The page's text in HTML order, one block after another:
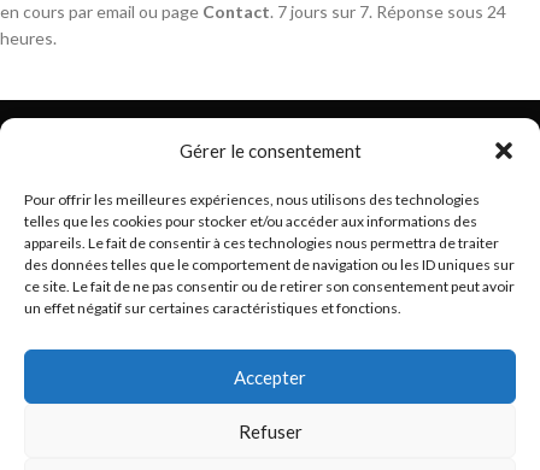
Gérer le consentement
Pour offrir les meilleures expériences, nous utilisons des technologies
telles que les cookies pour stocker et/ou accéder aux informations des
appareils. Le fait de consentir à ces technologies nous permettra de traiter
des données telles que le comportement de navigation ou les ID uniques sur
ce site. Le fait de ne pas consentir ou de retirer son consentement peut avoir
un effet négatif sur certaines caractéristiques et fonctions.
Accepter
Refuser
en cours par email ou page Contact. 7 jours sur 7. Réponse sous 24
heures.
Trouvez les meilleurs bracelets de montres connectés
hello@braceletsmartwatch.com
BRACELETS DE MONTRES CONNECTÉES EN EUROPE
VOUS ET BRACELETSMARTWATCH
INFORMATIONS
BraceletSmartWatch